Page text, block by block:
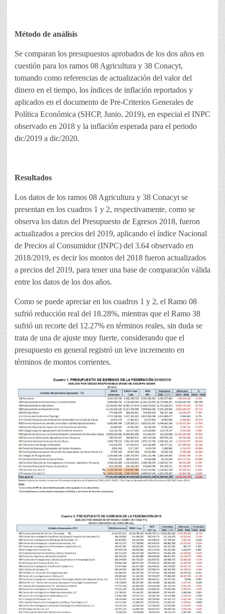
Método de análisis
Se comparan los presupuestos aprobados de los dos años en
cuestión para los ramos 08 Agricultura y 38 Conacyt,
tomando como referencias de actualización del valor del
dinero en el tiempo, los índices de inflación reportados y
aplicados en el documento de Pre-Criterios Generales de
Política Económica (SHCP, Junio, 2019), en especial el INPC
observado en 2018 y la inflación esperada para el periodo
dic/2019 a dic/2020.
Resultados
Los datos de los ramos 08 Agricultura y 38 Conacyt se
presentan en los cuadros 1 y 2, respectivamente, como se
observa los datos del Presupuesto de Egresos 2018, fueron
actualizados a precios del 2019, aplicando el índice Nacional
de Precios al Consumidor (INPC) del 3.64 observado en
2018/2019, es decir los montos del 2018 fueron actualizados
a precios del 2019, para tener una base de comparación válida
entre los datos de los dos años.
Como se puede apreciar en los cuadros 1 y 2, el Ramo 08
sufrió reducción real del 18.28%, mientras que el Ramo 38
sufrió un recorte del 12.27% en términos reales, sin duda se
trata de una de ajuste muy fuerte, considerando que el
presupuesto en general registró un leve incremento en
términos de montos corrientes.